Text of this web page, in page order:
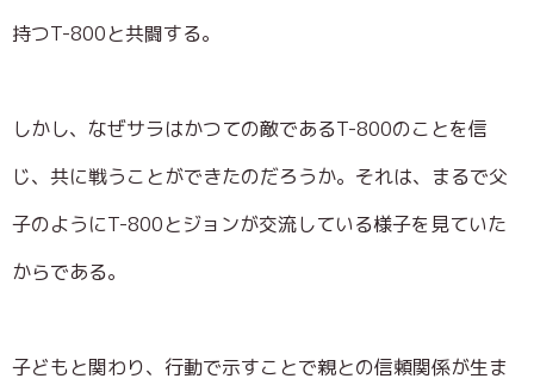
持つT-800と共闘する。
しかし、なぜサラはかつての敵であるT-800のことを信
じ、共に戦うことができたのだろうか。それは、まるで父
子のようにT-800とジョンが交流している様子を見ていた
からである。
子どもと関わり、行動で示すことで親との信頼関係が生ま